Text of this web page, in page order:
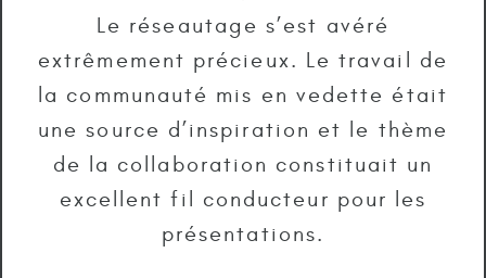
Le réseautage s’est avéré
extrêmement précieux. Le travail de
la communauté mis en vedette était
une source d’inspiration et le thème
de la collaboration constituait un
excellent fil conducteur pour les
présentations.